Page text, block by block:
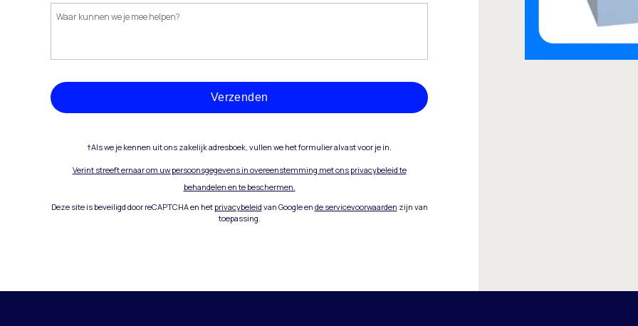
Verzenden
†Als we je kennen uit ons zakelijk adresboek, vullen we het formulier alvast voor je in.
Verint streeft ernaar om uw persoonsgegevens in overeenstemming met ons privacybeleid te
behandelen en te beschermen.
Deze site is beveiligd door reCAPTCHA en het privacybeleid van Google en de servicevoorwaarden zijn van
toepassing.